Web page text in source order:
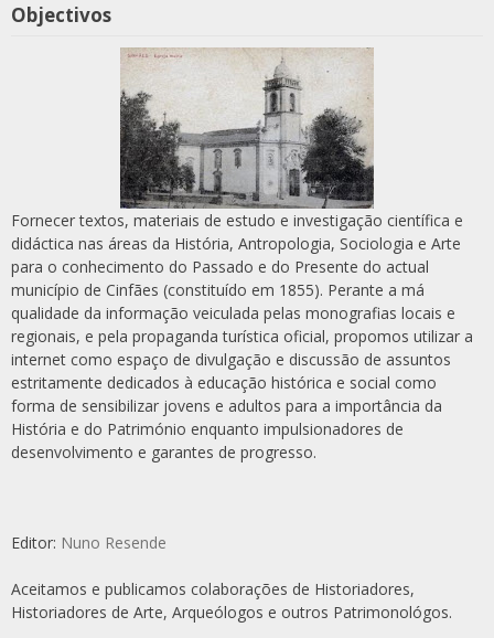
Objectivos
Fornecer textos, materiais de estudo e investigação científica e
didáctica nas áreas da História, Antropologia, Sociologia e Arte
para o conhecimento do Passado e do Presente do actual
município de Cinfães (constituído em 1855). Perante a má
qualidade da informação veiculada pelas monografias locais e
regionais, e pela propaganda turística oficial, propomos utilizar a
internet como espaço de divulgação e discussão de assuntos
estritamente dedicados à educação histórica e social como
forma de sensibilizar jovens e adultos para a importância da
História e do Património enquanto impulsionadores de
desenvolvimento e garantes de progresso.
Editor: Nuno Resende
Aceitamos e publicamos colaborações de Historiadores,
Historiadores de Arte, Arqueólogos e outros Patrimonológos.